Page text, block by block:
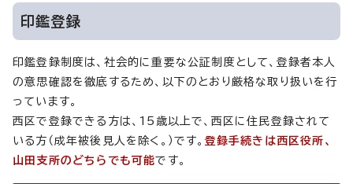
印鑑登録
印鑑登録制度は、社会的に重要な公証制度として、登録者本人
の意思確認を徹底するため、以下のとおり厳格な取り扱いを行
っています。
西区で登録できる方は、15歳以上で、西区に住民登録されて
いる方（成年被後見人を除く。）です。登録手続きは西区役所、
山田支所のどちらでも可能です。